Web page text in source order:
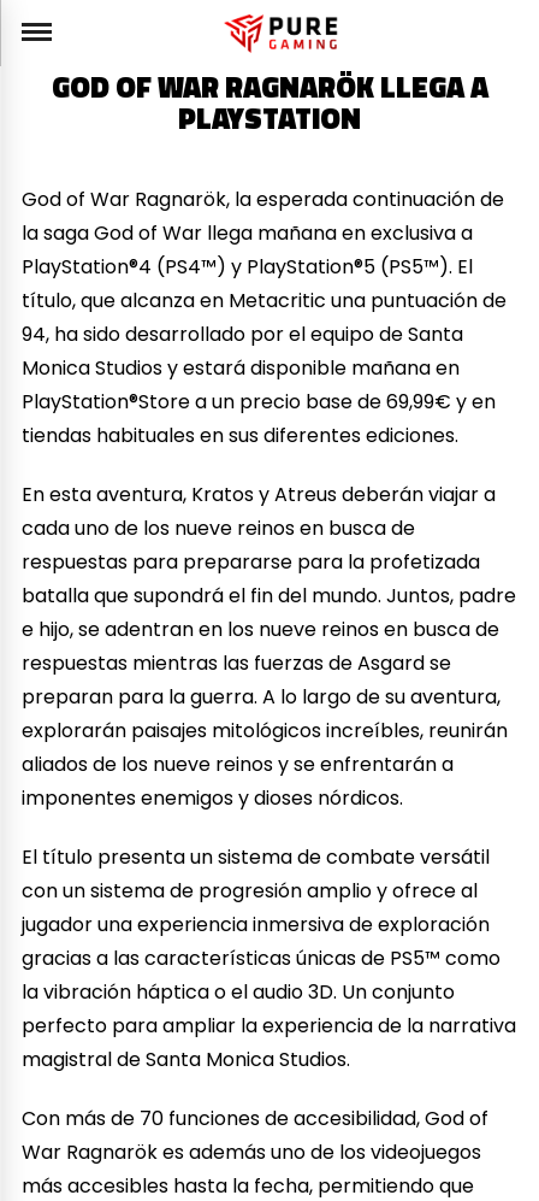
GOD OF WAR RAGNARÖK LLEGA A
PLAYSTATION
God of War Ragnarök, la esperada continuación de
la saga God of War llega mañana en exclusiva a
PlayStation®4 (PS4™) y PlayStation®5 (PS5™). El
título, que alcanza en Metacritic una puntuación de
94, ha sido desarrollado por el equipo de Santa
Monica Studios y estará disponible mañana en
PlayStation®Store a un precio base de 69,99€ y en
tiendas habituales en sus diferentes ediciones.
En esta aventura, Kratos y Atreus deberán viajar a
cada uno de los nueve reinos en busca de
respuestas para prepararse para la profetizada
batalla que supondrá el fin del mundo. Juntos, padre
e hijo, se adentran en los nueve reinos en busca de
respuestas mientras las fuerzas de Asgard se
preparan para la guerra. A lo largo de su aventura,
explorarán paisajes mitológicos increíbles, reunirán
aliados de los nueve reinos y se enfrentarán a
imponentes enemigos y dioses nórdicos.
El título presenta un sistema de combate versátil
con un sistema de progresión amplio y ofrece al
jugador una experiencia inmersiva de exploración
gracias a las características únicas de PS5™ como
la vibración háptica o el audio 3D. Un conjunto
perfecto para ampliar la experiencia de la narrativa
magistral de Santa Monica Studios.
Con más de 70 funciones de accesibilidad, God of
War Ragnarök es además uno de los videojuegos
más accesibles hasta la fecha, permitiendo que